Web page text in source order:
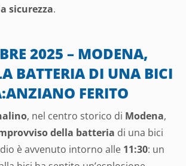
sicurezza.
2025 – MODENA,
BATTERIA DI UNA BICI
FERITO
, nel centro storico di Modena,
della batteria di una bici
è avvenuto intorno alle 11:30: un